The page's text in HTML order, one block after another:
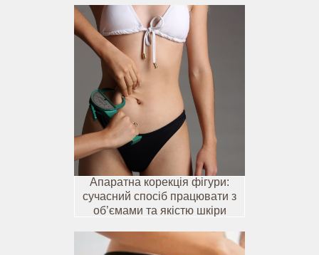
Апаратна корекція фігури:
сучасний спосіб працювати з
об’ємами та якістю шкіри